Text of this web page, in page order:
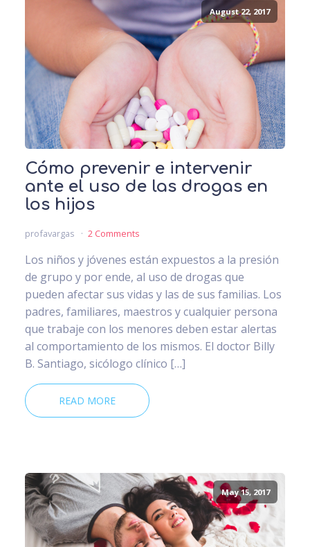
August 22, 2017
Cómo prevenir e intervenir
ante el uso de las drogas en
los hijos
profavargas 2 Comments
Los niños y jóvenes están expuestos a la presión
de grupo y por ende, al uso de drogas que
pueden afectar sus vidas y las de sus familias. Los
padres, familiares, maestros y cualquier persona
que trabaje con los menores deben estar alertas
al comportamiento de los mismos. El doctor Billy
B. Santiago, sicólogo clínico […]
READ MORE
May 15, 2017